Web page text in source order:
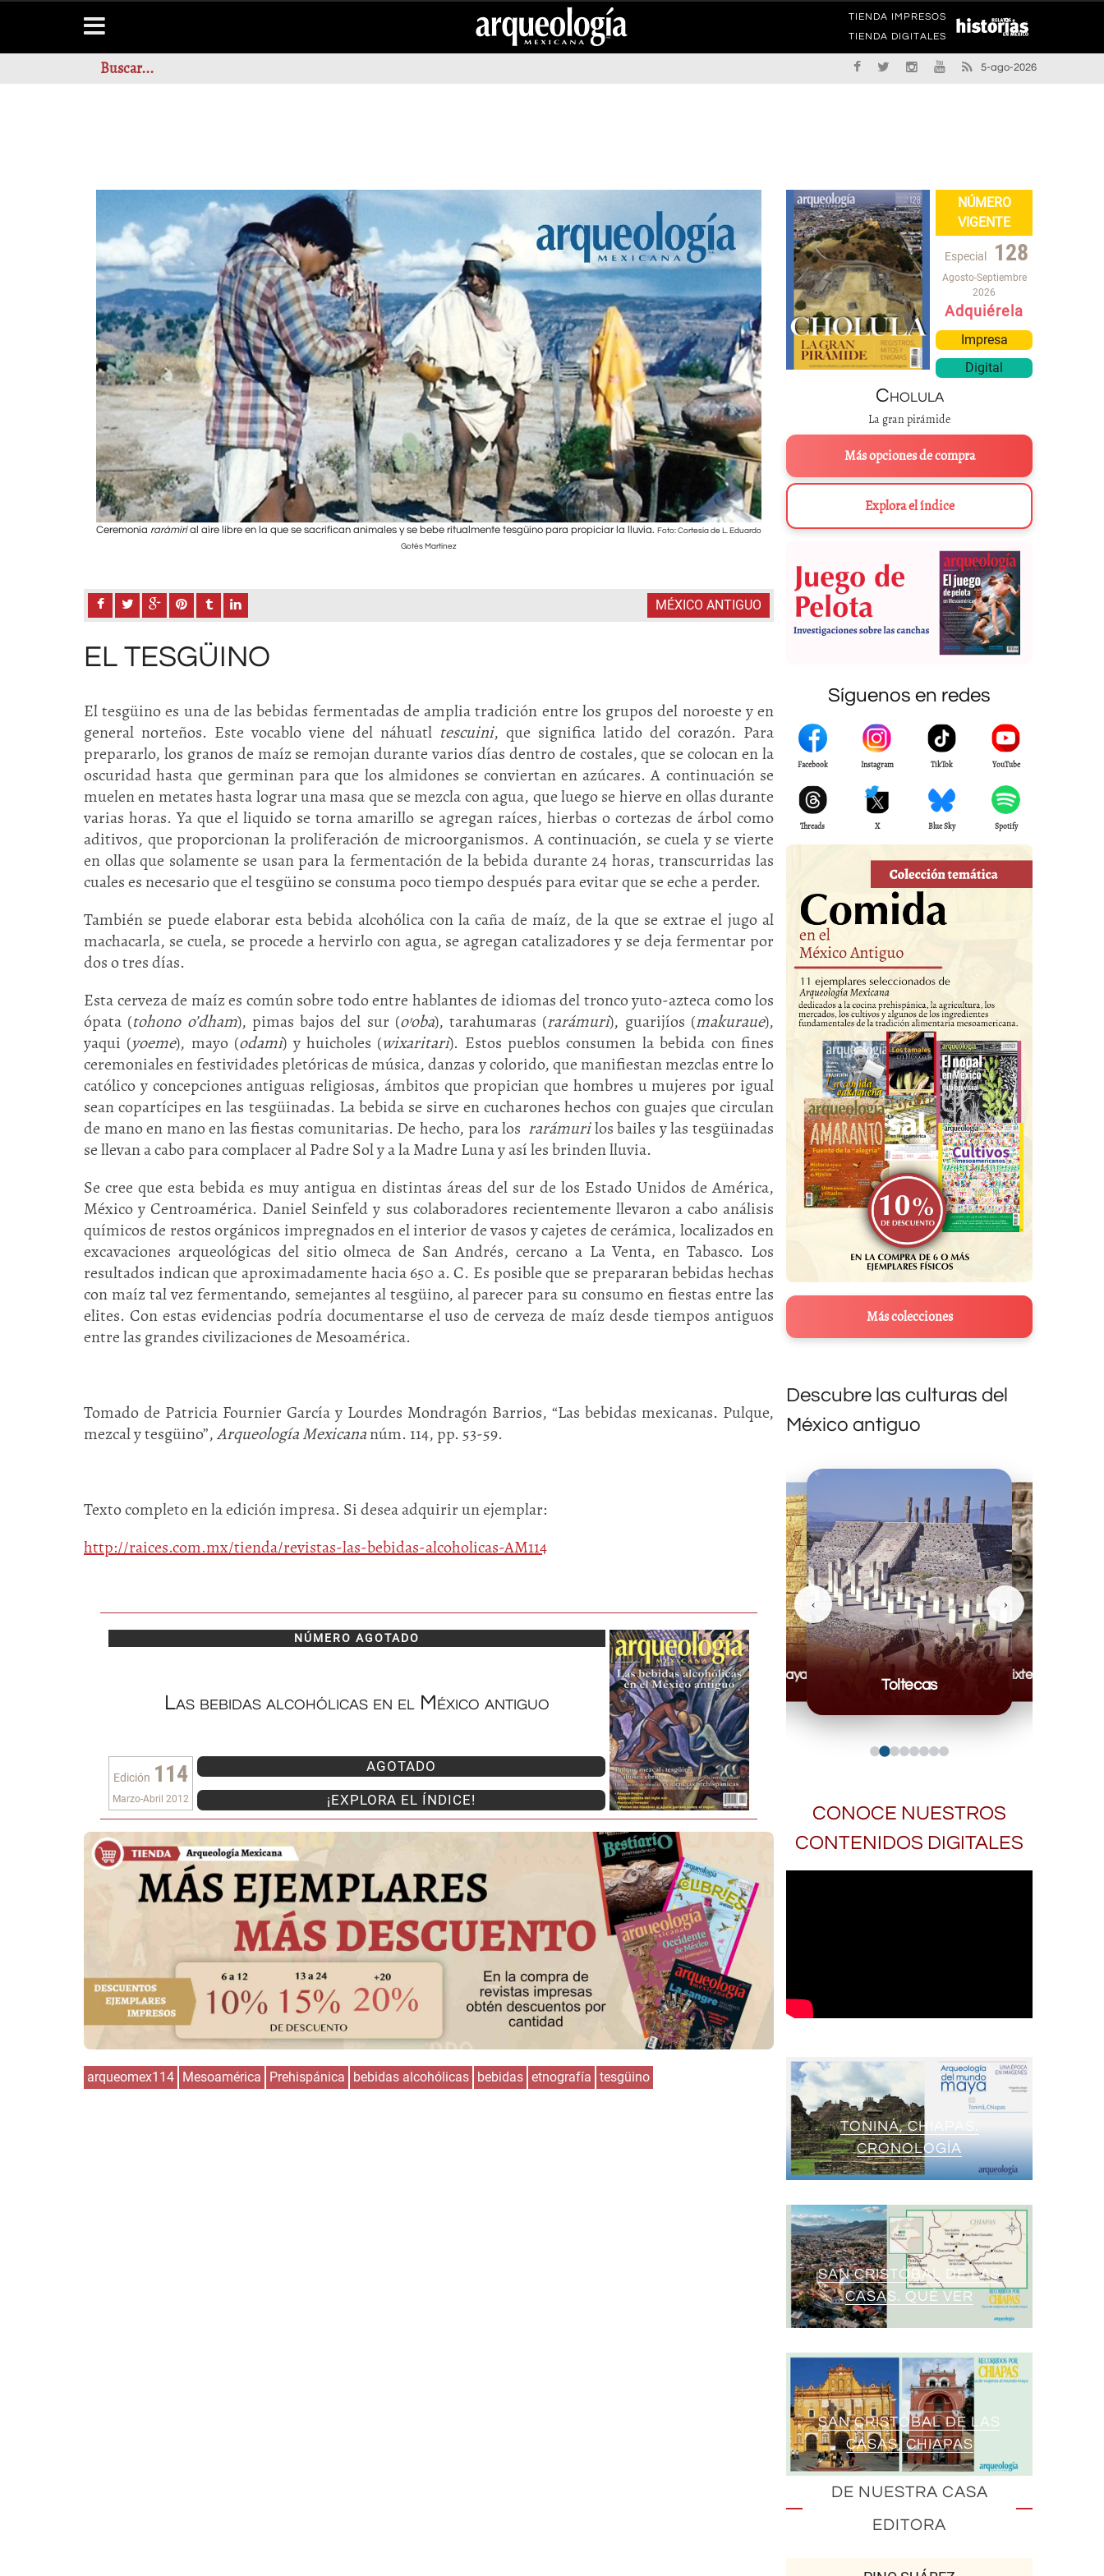
TIENDA IMPRESOS
TIENDA DIGITALES
5-ago-2026
Ceremonia rarámirial aire libre en la que se sacrifican animales y se bebe ritualmente tesgüino para propiciar la lluvia. Foto: Cortesía de L. Eduardo
Gotés Martínez
Ceremoniararámirial aire libre en la que se sacrifican animales y se
MÉXICO ANTIGUO
EL TESGÜINO
El tesgüino es una de las bebidas fermentadas de amplia tradición entre los grupos del noroeste y en
general norteños. Este vocablo viene del náhuatl tescuini, que significa latido del corazón. Para
prepararlo, los granos de maíz se remojan durante varios días dentro de costales, que se colocan en la
oscuridad hasta que germinan para que los almidones se conviertan en azúcares. A continuación se
muelen en metates hasta lograr una masa que se mezcla con agua, que luego se hierve en ollas durante
varias horas. Ya que el liquido se torna amarillo se agregan raíces, hierbas o cortezas de árbol como
aditivos, que proporcionan la proliferación de microorganismos. A continuación, se cuela y se vierte
en ollas que solamente se usan para la fermentación de la bebida durante 24 horas, transcurridas las
cuales es necesario que el tesgüino se consuma poco tiempo después para evitar que se eche a perder.
También se puede elaborar esta bebida alcohólica con la caña de maíz, de la que se extrae el jugo al
machacarla, se cuela, se procede a hervirlo con agua, se agregan catalizadores y se deja fermentar por
dos o tres días.
Esta cerveza de maíz es común sobre todo entre hablantes de idiomas del tronco yuto-azteca como los
ópata (tohono o’dham), pimas bajos del sur (o’oba), tarahumaras (rarámuri), guarijíos (makuraue),
yaqui (yoeme), mayo (odami) y huicholes (wixaritari). Estos pueblos consumen la bebida con fines
ceremoniales en festividades pletóricas de música, danzas y colorido, que manifiestan mezclas entre lo
católico y concepciones antiguas religiosas, ámbitos que propician que hombres u mujeres por igual
sean copartícipes en las tesgüinadas. La bebida se sirve en cucharones hechos con guajes que circulan
de mano en mano en las fiestas comunitarias. De hecho, para los rarámurilos bailes y las tesgüinadas
se llevan a cabo para complacer al Padre Sol y a la Madre Luna y así les brinden lluvia.
Se cree que esta bebida es muy antigua en distintas áreas del sur de los Estado Unidos de América,
México y Centroamérica. Daniel Seinfeld y sus colaboradores recientemente llevaron a cabo análisis
químicos de restos orgánicos impregnados en el interior de vasos y cajetes de cerámica, localizados en
excavaciones arqueológicas del sitio olmeca de San Andrés, cercano a La Venta, en Tabasco. Los
resultados indican que aproximadamente hacia 650 a. C. Es posible que se prepararan bebidas hechas
con maíz tal vez fermentando, semejantes al tesgüino, al parecer para su consumo en fiestas entre las
elites. Con estas evidencias podría documentarse el uso de cerveza de maíz desde tiempos antiguos
entre las grandes civilizaciones de Mesoamérica.
Tomado de Patricia Fournier García y Lourdes Mondragón Barrios, “Las bebidas mexicanas. Pulque,
mezcal y tesgüino”,Arqueología Mexicananúm. 114, pp. 53-59.
Texto completo en la edición impresa. Si desea adquirir un ejemplar:
http://raices.com.mx/tienda/revistas-las-bebidas-alcoholicas-AM114
NÚMERO AGOTADO
Las bebidas alcohólicas en el México antiguo
Edición 114
Marzo-Abril 2012
AGOTADO
¡EXPLORA EL ÍNDICE!
arqueomex114 Mesoamérica Prehispánica bebidas alcohólicas bebidas etnografía tesgüino
NÚMERO
VIGENTE
Especial 128
Agosto-Septiembre
2026
Adquiérela
Impresa
Digital
Cholula
La gran pirámide
Más opciones de compra
Explora el índice
Síguenos en redes
Facebook Instagram TikTok YouTube
Threads X Blue Sky Spotify
Más colecciones
Descubre las culturas del
México antiguo
Mayas
Toltecas
Mixteca
Olmecas
‹ ›
CONOCE NUESTROS
CONTENIDOS DIGITALES
TONINÁ, CHIAPAS.
CRONOLOGÍA
SAN CRISTÓBAL DE LAS
CASAS. QUÉ VER
SAN CRISTÓBAL DE LAS
CASAS, CHIAPAS
DE NUESTRA CASA
EDITORA